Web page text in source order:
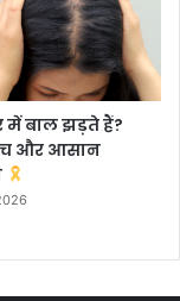
में बाल झड़ते हैं?
और आसान